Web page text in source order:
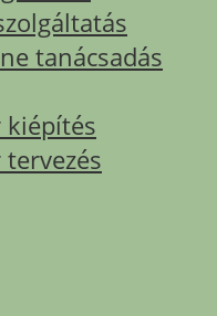
tanácsadás
kiépítés